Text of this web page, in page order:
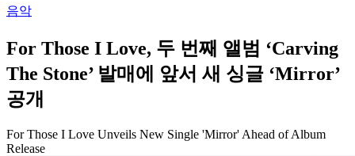
음악
For Those I Love, 두 번째 앨범 ‘Carving
The Stone’ 발매에 앞서 새 싱글 ‘Mirror’
공개
For Those I Love Unveils New Single 'Mirror' Ahead of Album
Release